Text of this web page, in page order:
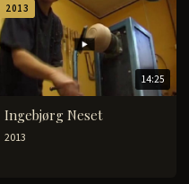
2013
14:25
Ingebjørg Neset
2013